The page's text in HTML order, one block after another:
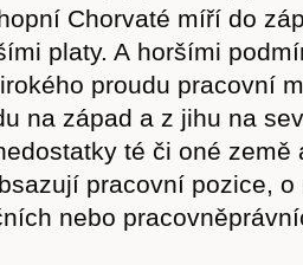
Chorvaté míří do
platy. A horšími
proudu pracovní
na západ a z jihu na
té či oné země
pracovní pozice, o
nebo